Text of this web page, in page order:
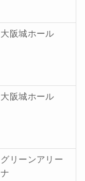
大阪城ホール
大阪城ホール
グリーンアリー
ナ